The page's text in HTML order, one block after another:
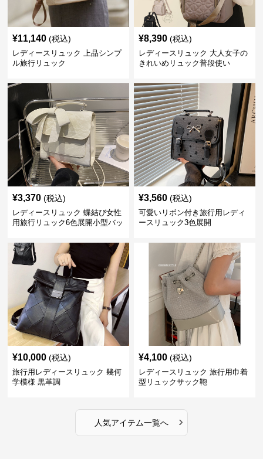
¥11,140 (税込)
レディースリュック 上品シンプ
ル旅行リュック
¥8,390 (税込)
レディースリュック 大人女子の
きれいめリュック普段使い
¥3,370 (税込)
レディースリュック 蝶結び女性
用旅行リュック6色展開小型バッ
¥3,560 (税込)
可愛いリボン付き旅行用レディ
ースリュック3色展開
¥10,000 (税込)
旅行用レディースリュック 幾何
学模様 黒革調
¥4,100 (税込)
レディースリュック 旅行用巾着
型リュックサック鞄
人気アイテム一覧へ ›